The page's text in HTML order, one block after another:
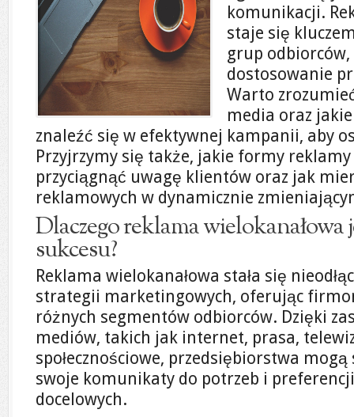
komunikacji.
staje się
grup odbiorców,
dostosowanie
Warto
media oraz
znaleźć się w efektywnej kampanii, aby
Przyjrzymy się także, jakie formy
przyciągnąć uwagę klientów oraz jak
reklamowych w dynamicznie
Dlaczego reklama wielokanałowa
sukcesu?
Reklama wielokanałowa stała się
strategii marketingowych, oferując
różnych segmentów odbiorców. Dzięki
mediów, takich jak internet, prasa,
społecznościowe, przedsiębiorstwa
swoje komunikaty do potrzeb i
docelowych.